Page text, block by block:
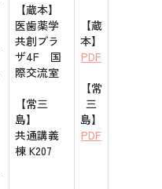
【蔵本】
医歯薬学
共創プラ
ザ4F 国
際交流室
【常三
島】
共通講義
棟 K207
【蔵
本】
PDF
【常
三
島】
PDF